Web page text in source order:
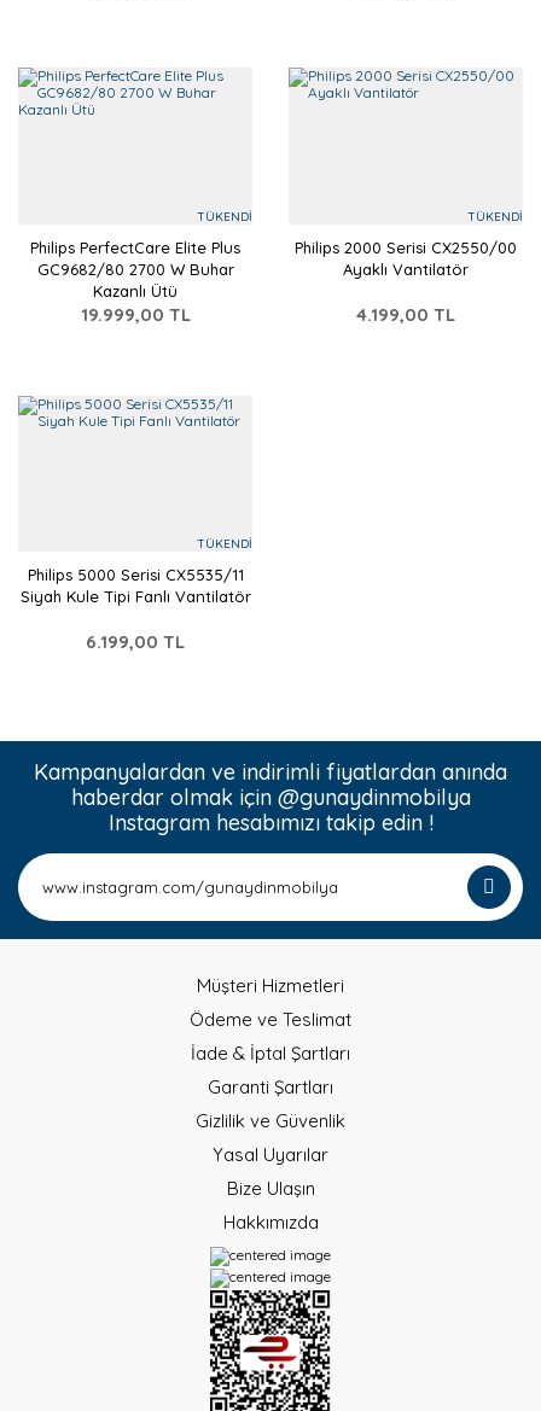
TÜKENDİ
Philips PerfectCare Elite Plus
GC9682/80 2700 W Buhar
Kazanlı Ütü
19.999,00 TL
TÜKENDİ
Philips 2000 Serisi CX2550/00
Ayaklı Vantilatör
4.199,00 TL
TÜKENDİ
Philips 5000 Serisi CX5535/11
Siyah Kule Tipi Fanlı Vantilatör
6.199,00 TL
Kampanyalardan ve indirimli fiyatlardan anında
haberdar olmak için @gunaydinmobilya
Instagram hesabımızı takip edin !
Müşteri Hizmetleri
Ödeme ve Teslimat
İade & İptal Şartları
Garanti Şartları
Gizlilik ve Güvenlik
Yasal Uyarılar
Bize Ulaşın
Hakkımızda